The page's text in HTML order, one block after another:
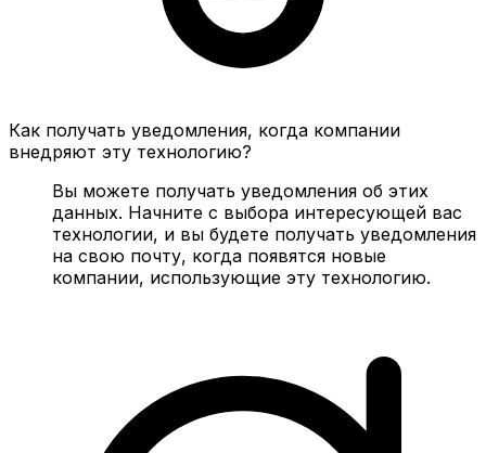
Как получать уведомления, когда компании
внедряют эту технологию?
Вы можете получать уведомления об этих
данных. Начните с выбора интересующей вас
технологии, и вы будете получать уведомления
на свою почту, когда появятся новые
компании, использующие эту технологию.